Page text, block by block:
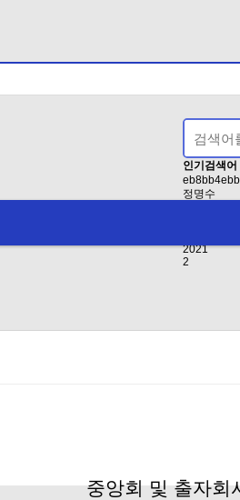
인기검색어
정명수
2021
2
중앙회 및 출자회